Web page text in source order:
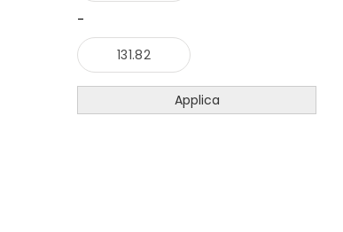
-
Applica